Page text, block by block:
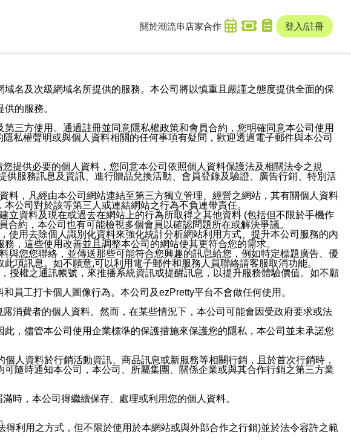
關於潮流串 店家合作 登入/註冊
名及次級網域名所提供的服務。本公司將以慎重且嚴謹之態度提供全面的保
的服務。
三方使用。通過註冊並同意隱私權政策和會員合約，您明確同意本公司使用
私權聲明或與個人資料相關的任何事項有疑問，歡迎透過電子郵件與本公司
提供必要的個人資料，您同意本公司依照個人資料保護法及相關法令之規
服務訊息及資訊、進行贈品兌換活動、會員登錄及驗證、廣告行銷、特別活
，凡經由本公司網站連結至第三方獨立管理、經營之網站，其有關個人資料
公司對於該等第三人或連結網站之行為不負連帶責任。
資料及現在或過去在網站上的行為所取得之其他資料 (包括但不限於手機作
約，本公司也有可能檢視多個會員以確認問題所在或解決爭議。
用去除個人識別化資料來強化統計分析網站利用方式、提升本公司服務的內
，這些使用改善並且調整本公司的網站使其更符合您的需求。
您您聯絡，並傳送那些可能符合您興趣的訊息給您，例如特定標題廣告、優
項訊息。如不願意,可以利用電子郵件和服務人員聯絡請客服取消功能。
授權之通訊帳號，來推播系統資訊或提醒訊息，以提升服務體驗價值。如不願
員工打卡個人圖像行為。本公司及ezPretty平台不會做任何使用。
消費者的個人資料。然而，在某些情況下，本公司可能會因受政府要求或法
，儘管本公司使用企業標準的保護措施來保護您的隱私，本公司並未承諾您
人資料於行銷活動資訊、商品訊息或新服務等相關行銷，且於首次行銷時，
隨時通知本公司，本公司、所屬集團、關係企業或與其合作行銷之第三方業
時，本公司得繼續保存、處理或利用您的個人資料。
利用之方式，但不限於使用於本網站或與外部合作之行銷)並於法令容許之範